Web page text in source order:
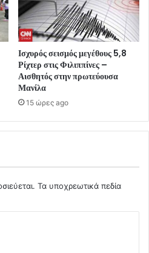
Ισχυρός σεισμός μεγέθους 5,8
Ρίχτερ στις Φιλιππίνες –
Αισθητός στην πρωτεύουσα
Μανίλα
15 ώρες ago
Τα υποχρεωτικά πεδία